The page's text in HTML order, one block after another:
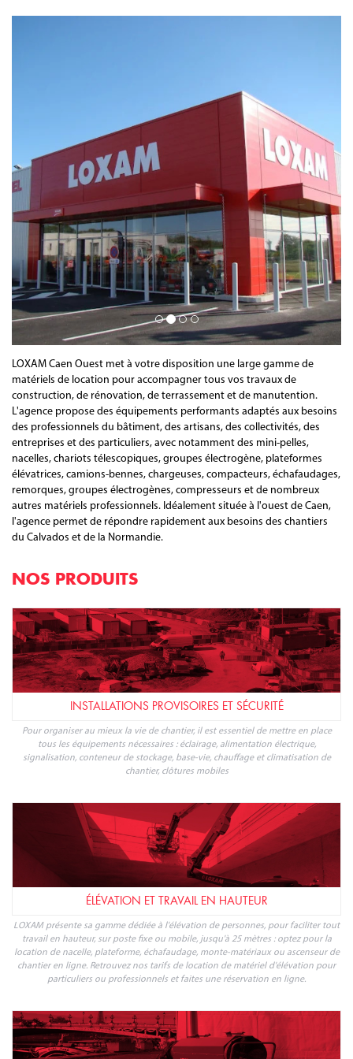
LOXAM Caen Ouest met à votre disposition une large gamme de
matériels de location pour accompagner tous vos travaux de
construction, de rénovation, de terrassement et de manutention.
L'agence propose des équipements performants adaptés aux besoins
des professionnels du bâtiment, des artisans, des collectivités, des
entreprises et des particuliers, avec notamment des mini-pelles,
nacelles, chariots télescopiques, groupes électrogène, plateformes
élévatrices, camions-bennes, chargeuses, compacteurs, échafaudages,
remorques, groupes électrogènes, compresseurs et de nombreux
autres matériels professionnels. Idéalement située à l'ouest de Caen,
l'agence permet de répondre rapidement aux besoins des chantiers
du Calvados et de la Normandie.
NOS PRODUITS
INSTALLATIONS PROVISOIRES ET SÉCURITÉ
Pour organiser au mieux la vie de chantier, il est essentiel de mettre en place
tous les équipements nécessaires : éclairage, alimentation électrique,
signalisation, conteneur de stockage, base-vie, chauffage et climatisation de
chantier, clôtures mobiles
ÉLÉVATION ET TRAVAIL EN HAUTEUR
LOXAM présente sa gamme dédiée à l'élévation de personnes, pour faciliter tout
travail en hauteur, sur poste fixe ou mobile, jusqu'à 25 mètres : optez pour la
location de nacelle, plateforme, échafaudage, monte-matériaux ou ascenseur de
chantier en ligne. Retrouvez nos tarifs de location de matériel d'élévation pour
particuliers ou professionnels et faites une réservation en ligne.